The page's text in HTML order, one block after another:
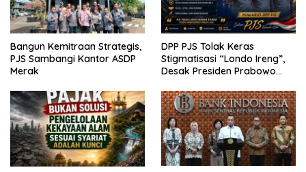
Bangun Kemitraan Strategis,
PJS Sambangi Kantor ASDP
Merak
DPP PJS Tolak Keras
Stigmatisasi “Londo Ireng”,
Desak Presiden Prabowo
Maaf